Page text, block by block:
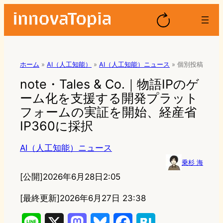
ホーム » AI（人工知能） » AI（人工知能）ニュース » 個別投稿
note・Tales & Co.｜物語IPのゲ
ーム化を支援する開発プラット
フォームの実証を開始、経産省
IP360に採択
AI（人工知能）ニュース
乗杉 海
[公開]2026年6月28日2:05
[最終更新]2026年6月27日 23:38